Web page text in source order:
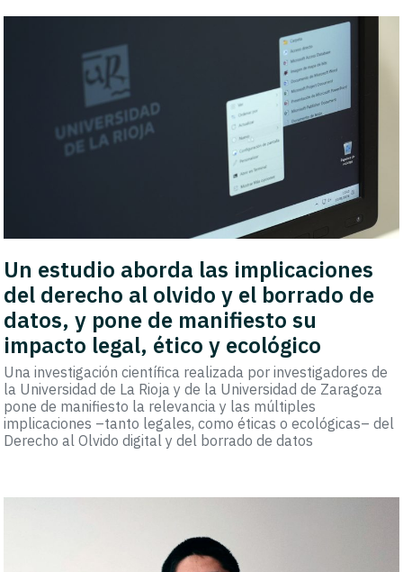
Un estudio aborda las implicaciones
del derecho al olvido y el borrado de
datos, y pone de manifiesto su
impacto legal, ético y ecológico
Una investigación científica realizada por investigadores de
la Universidad de La Rioja y de la Universidad de Zaragoza
pone de manifiesto la relevancia y las múltiples
implicaciones –tanto legales, como éticas o ecológicas– del
Derecho al Olvido digital y del borrado de datos